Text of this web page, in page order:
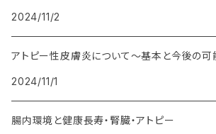
2024/11/2
アトピー性皮膚炎について～基本と今後の可
2024/11/1
腸内環境と健康長寿・腎臓・アトピー